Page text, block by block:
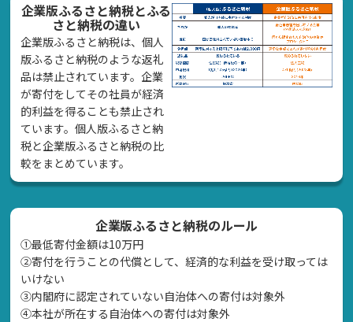
企業版ふるさと納税とふる
さと納税の違い
企業版ふるさと納税は、個人
版ふるさと納税のような返礼
品は禁止されています。企業
が寄付をしてその社員が経済
的利益を得ることも禁止され
ています。個人版ふるさと納
税と企業版ふるさと納税の比
較をまとめています。
企業版ふるさと納税のルール
①最低寄付金額は10万円
②寄付を行うことの代償として、経済的な利益を受け取っては
いけない
➂内閣府に認定されていない自治体への寄付は対象外
④本社が所在する自治体への寄付は対象外